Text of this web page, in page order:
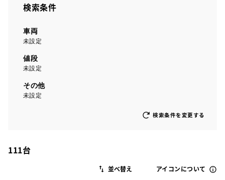
検索条件
車両
未設定
値段
未設定
その他
未設定
検索条件を変更する
111台
アイコンについて